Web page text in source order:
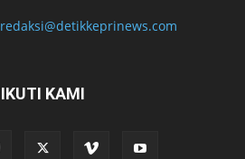
redaksi@detikkeprinews.com
IKUTI KAMI